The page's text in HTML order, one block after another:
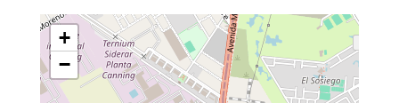
+
−